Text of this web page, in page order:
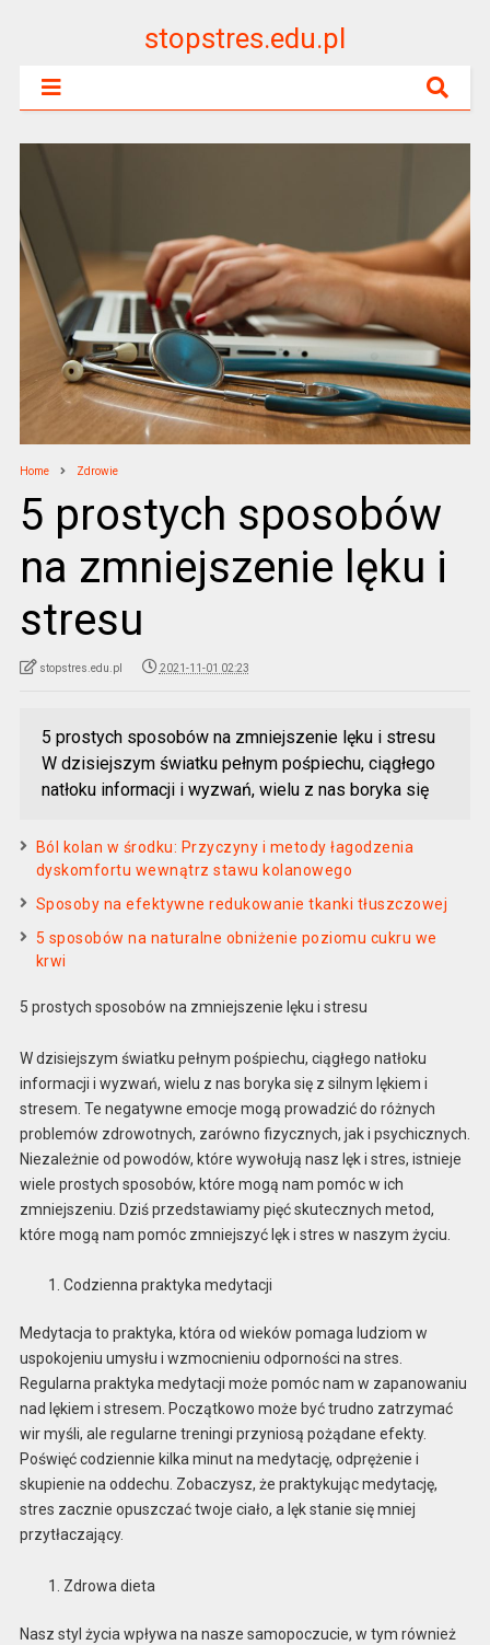
stopstres.edu.pl
Home Zdrowie
5 prostych sposobów
na zmniejszenie lęku i
stresu
stopstres.edu.pl 2021-11-01 02:23
5 prostych sposobów na zmniejszenie lęku i stresu
W dzisiejszym światku pełnym pośpiechu, ciągłego
natłoku informacji i wyzwań, wielu z nas boryka się
Ból kolan w środku: Przyczyny i metody łagodzenia
dyskomfortu wewnątrz stawu kolanowego
Sposoby na efektywne redukowanie tkanki tłuszczowej
5 sposobów na naturalne obniżenie poziomu cukru we
krwi
5 prostych sposobów na zmniejszenie lęku i stresu
W dzisiejszym światku pełnym pośpiechu, ciągłego natłoku
informacji i wyzwań, wielu z nas boryka się z silnym lękiem i
stresem. Te negatywne emocje mogą prowadzić do różnych
problemów zdrowotnych, zarówno fizycznych, jak i psychicznych.
Niezależnie od powodów, które wywołują nasz lęk i stres, istnieje
wiele prostych sposobów, które mogą nam pomóc w ich
zmniejszeniu. Dziś przedstawiamy pięć skutecznych metod,
które mogą nam pomóc zmniejszyć lęk i stres w naszym życiu.
Codzienna praktyka medytacji
Medytacja to praktyka, która od wieków pomaga ludziom w
uspokojeniu umysłu i wzmocnieniu odporności na stres.
Regularna praktyka medytacji może pomóc nam w zapanowaniu
nad lękiem i stresem. Początkowo może być trudno zatrzymać
wir myśli, ale regularne treningi przyniosą pożądane efekty.
Poświęć codziennie kilka minut na medytację, odprężenie i
skupienie na oddechu. Zobaczysz, że praktykując medytację,
stres zacznie opuszczać twoje ciało, a lęk stanie się mniej
przytłaczający.
Zdrowa dieta
Nasz styl życia wpływa na nasze samopoczucie, w tym również